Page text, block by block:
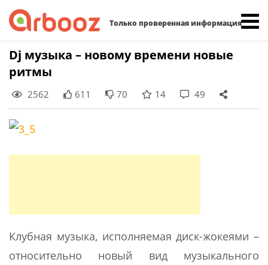
Только проверенная информация
Skip
to
content
Dj музыка – новому времени новые
ритмы
2562 611 70 14 49
Клубная музыка, исполняемая диск-жокеями –
относительно новый вид музыкального
Найти: